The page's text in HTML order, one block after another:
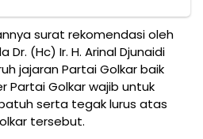
surat rekomendasi oleh
Dr. (Hc) Ir. H. Arinal Djunaidi
jajaran Partai Golkar baik
Partai Golkar wajib untuk
serta tegak lurus atas
tersebut.